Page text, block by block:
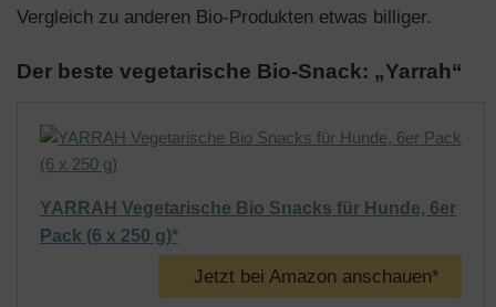
Vergleich zu anderen Bio-Produkten etwas billiger.
Der beste vegetarische Bio-Snack: „Yarrah“
YARRAH Vegetarische Bio Snacks für Hunde, 6er
Pack (6 x 250 g)*
Jetzt bei Amazon anschauen*